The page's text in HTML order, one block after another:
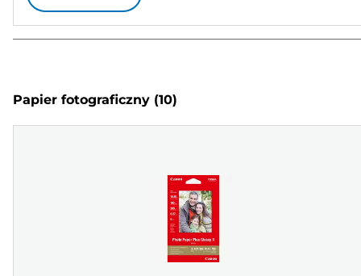
Papier fotograficzny (10)